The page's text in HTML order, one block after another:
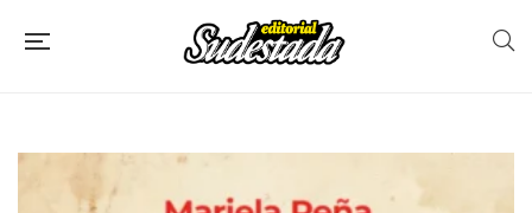
Filtros